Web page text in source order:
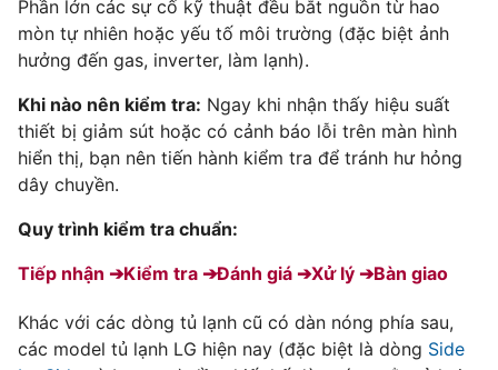
Phần lớn các sự cố kỹ thuật đều bắt nguồn từ hao
mòn tự nhiên hoặc yếu tố môi trường (đặc biệt ảnh
hưởng đến gas, inverter, làm lạnh).
Khi nào nên kiểm tra: Ngay khi nhận thấy hiệu suất
thiết bị giảm sút hoặc có cảnh báo lỗi trên màn hình
hiển thị, bạn nên tiến hành kiểm tra để tránh hư hỏng
dây chuyền.
Quy trình kiểm tra chuẩn:
Tiếp nhận ➔Kiểm tra ➔Đánh giá ➔Xử lý ➔Bàn giao
Khác với các dòng tủ lạnh cũ có dàn nóng phía sau,
các model tủ lạnh LG hiện nay (đặc biệt là dòng Side